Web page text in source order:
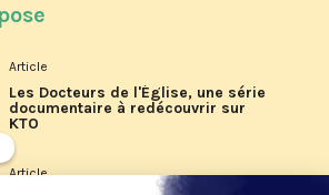
Article
Les Docteurs de l'Église, une série
documentaire à redécouvrir sur
KTO
Article